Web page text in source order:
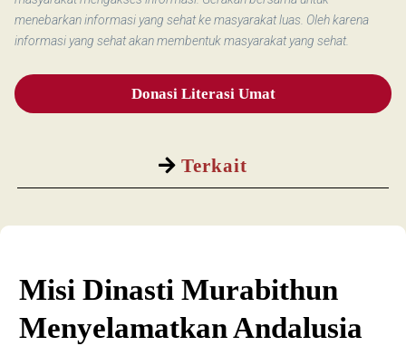
Terkait
menebarkan informasi yang sehat ke masyarakat luas. Oleh karena
informasi yang sehat akan membentuk masyarakat yang sehat.
Donasi Literasi Umat
Misi Dinasti Murabithun
Menyelamatkan Andalusia